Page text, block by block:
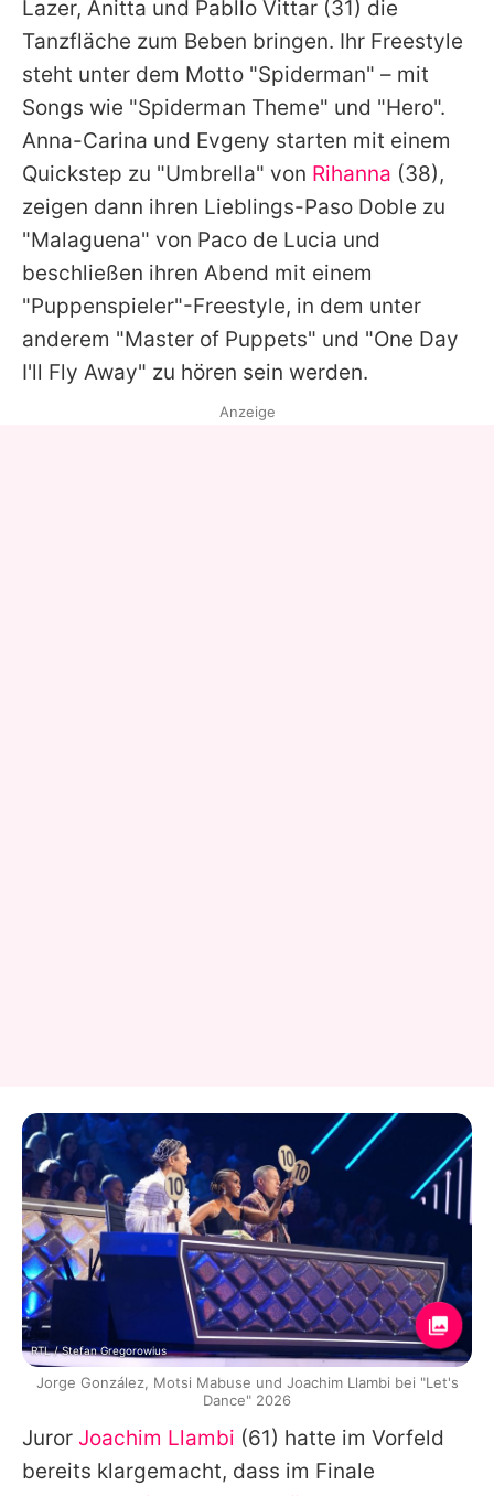
Lazer, Anitta und Pabllo Vittar (31) die
Tanzfläche zum Beben bringen. Ihr Freestyle
steht unter dem Motto "Spiderman" – mit
Songs wie "Spiderman Theme" und "Hero".
Anna-Carina und Evgeny starten mit einem
Quickstep zu "Umbrella" von Rihanna (38),
zeigen dann ihren Lieblings-Paso Doble zu
"Malaguena" von Paco de Lucia und
beschließen ihren Abend mit einem
"Puppenspieler"-Freestyle, in dem unter
anderem "Master of Puppets" und "One Day
I'll Fly Away" zu hören sein werden.
Juror Joachim Llambi (61) hatte im Vorfeld
bereits klargemacht, dass im Finale
Anzeige
RTL / Stefan Gregorowius
Jorge González, Motsi Mabuse und Joachim Llambi bei "Let's
Dance" 2026